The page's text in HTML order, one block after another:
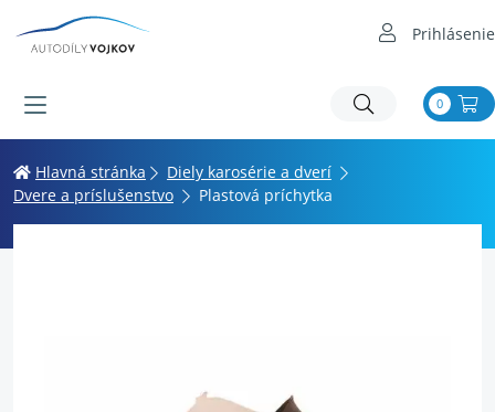
Prihlásenie
0
Hlavná stránka
Diely karosérie a dverí
Dvere a príslušenstvo
Plastová príchytka